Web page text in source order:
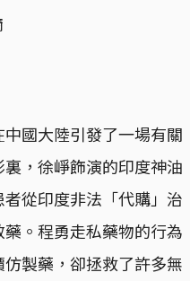
國大陸引發了一場有關
，徐崢飾演的印度神油
從印度非法「代購」治
。程勇走私藥物的行為
製藥，卻拯救了許多無